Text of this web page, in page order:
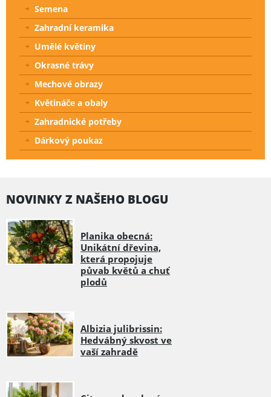
Semena
Zahradní keramika
Umělé květiny
Okrasné trávy
Mechové obrazy
Květináče a obaly
Zahradnické potřeby
Dárkový poukaz
NOVINKY Z NAŠEHO BLOGU
Planika obecná:
Unikátní dřevina,
která propojuje
půvab květů a chuť
plodů
Albizia julibrissin:
Hedvábný skvost ve
vaší zahradě